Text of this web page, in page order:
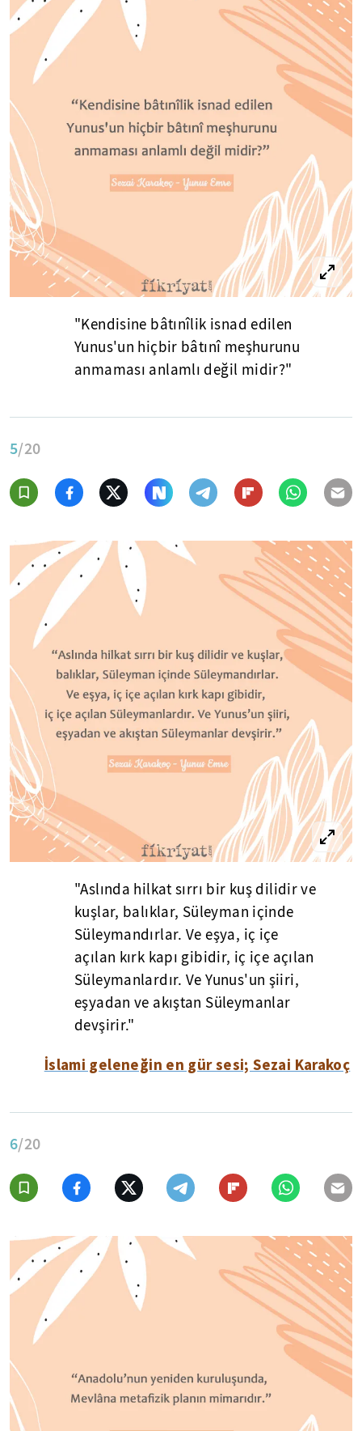
"Kendisine bâtınîlik isnad edilen
Yunus'un hiçbir bâtınî meşhurunu
anmaması anlamlı değil midir?"
5/20
"Aslında hilkat sırrı bir kuş dilidir ve
kuşlar, balıklar, Süleyman içinde
Süleymandırlar. Ve eşya, iç içe
açılan kırk kapı gibidir, iç içe açılan
Süleymanlardır. Ve Yunus'un şiiri,
eşyadan ve akıştan Süleymanlar
devşirir."
İslami geleneğin en gür sesi; Sezai Karakoç
6/20